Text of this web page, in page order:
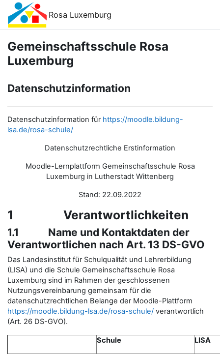
Zum Hauptinhalt
Rosa Luxemburg
Gemeinschaftsschule Rosa
Luxemburg
Datenschutzinformation
Datenschutzinformation für https://moodle.bildung-
lsa.de/rosa-schule/
Datenschutzrechtliche Erstinformation
Moodle-Lernplattform Gemeinschaftsschule Rosa
Luxemburg in Lutherstadt Wittenberg
Stand: 22.09.2022
1 Verantwortlichkeiten
1.1 Name und Kontaktdaten der
Verantwortlichen nach Art. 13 DS-GVO
Das Landesinstitut für Schulqualität und Lehrerbildung
(LISA) und die Schule Gemeinschaftsschule Rosa
Luxemburg sind im Rahmen der geschlossenen
Nutzungsvereinbarung gemeinsam für die
datenschutzrechtlichen Belange der Moodle-Plattform
https://moodle.bildung-lsa.de/rosa-schule/ verantwortlich
(Art. 26 DS-GVO).
Schule LISA